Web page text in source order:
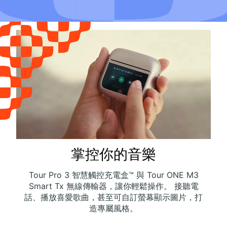
掌控你的音樂
Tour Pro 3 智慧觸控充電盒™ 與 Tour ONE M3
Smart Tx 無線傳輸器，讓你輕鬆操作。 接聽電
話、播放喜愛歌曲，甚至可自訂螢幕顯示圖片，打
造專屬風格。